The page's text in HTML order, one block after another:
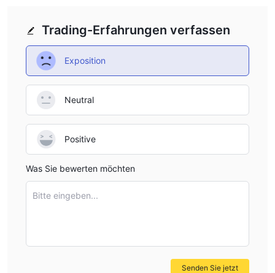
Trading-Erfahrungen verfassen
Exposition
Neutral
Positive
Was Sie bewerten möchten
Bitte eingeben...
Senden Sie jetzt